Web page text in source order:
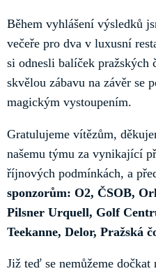
Během vyhlášení výsledků
večeře pro dva v luxusní
si odnesli balíček
skvělou zábavu na závěr se
magickým vystoupením.
Gratulujeme vítězům,
našemu týmu za vynikající
říjnových podmínkách, a
sponzorům: O2, ČSOB,
Pilsner Urquell, Golf
Teekanne, Delor, Pražská
Již teď se nemůžeme dočkat